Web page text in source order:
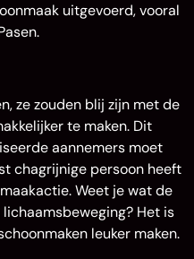
uitgevoerd, vooral
ze zouden blij zijn met de
te maken. Dit
aannemers moet
chagrijnige persoon heeft
Weet je wat de
Het is
leuker maken.